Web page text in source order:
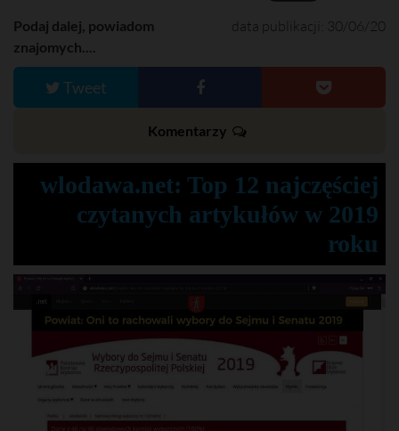
data publikacji: 30/06/20
Podaj dalej, powiadom
znajomych....
Tweet
Komentarzy
wlodawa.net: Top 12 najczęściej
czytanych artykułów w 2019
roku